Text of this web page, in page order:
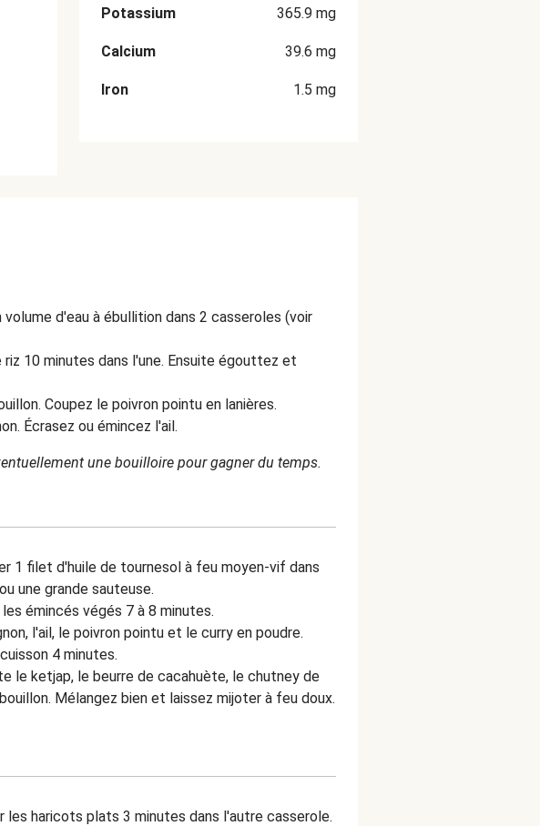
Potassium 365.9 mg
Calcium 39.6 mg
Iron 1.5 mg
volume d'eau à ébullition dans 2 casseroles (voir
riz 10 minutes dans l'une. Ensuite égouttez et
Coupez le poivron pointu en lanières.
Écrasez ou émincez l'ail.
une bouilloire pour gagner du temps.
1 filet d'huile de tournesol à feu moyen-vif dans
une grande sauteuse.
émincés végés 7 à 8 minutes.
l'ail, le poivron pointu et le curry en poudre.
4 minutes.
le ketjap, le beurre de cacahuète, le chutney de
Mélangez bien et laissez mijoter à feu doux.
les haricots plats 3 minutes dans l'autre casserole.